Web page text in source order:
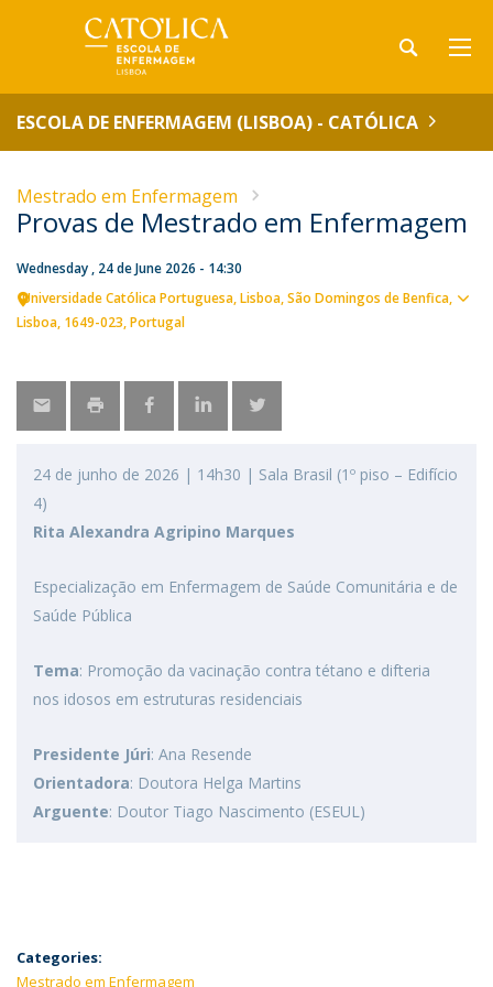
ESCOLA DE ENFERMAGEM (LISBOA) - CATÓLICA
Mestrado em Enfermagem
Provas de Mestrado em Enfermagem
Wednesday , 24 de June 2026 - 14:30
Universidade Católica Portuguesa Lisboa São Domingos de Benfica,
Lisboa 1649-023 Portugal
24 de junho de 2026 | 14h30 | Sala Brasil (1º piso – Edifício
4)
Rita Alexandra Agripino Marques
Especialização em Enfermagem de Saúde Comunitária e de
Saúde Pública
Tema: Promoção da vacinação contra tétano e difteria
nos idosos em estruturas residenciais
Presidente Júri: Ana Resende
Orientadora: Doutora Helga Martins
Arguente: Doutor Tiago Nascimento (ESEUL)
Categories:
Mestrado em Enfermagem